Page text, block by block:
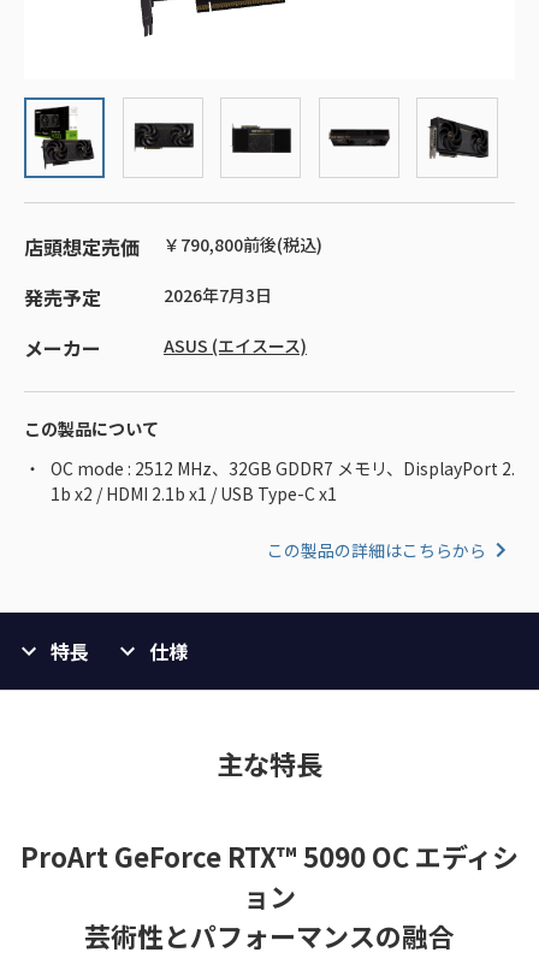
店頭想定売価 ￥790,800前後(税込)
発売予定 2026年7月3日
メーカー ASUS (エイスース)
この製品について
OC mode : 2512 MHz、32GB GDDR7 メモリ、DisplayPort 2.
1b x2 / HDMI 2.1b x1 / USB Type-C x1
この製品の詳細はこちらから
特長 仕様
主な特長
ProArt GeForce RTX™ 5090 OC エディシ
ョン
芸術性とパフォーマンスの融合